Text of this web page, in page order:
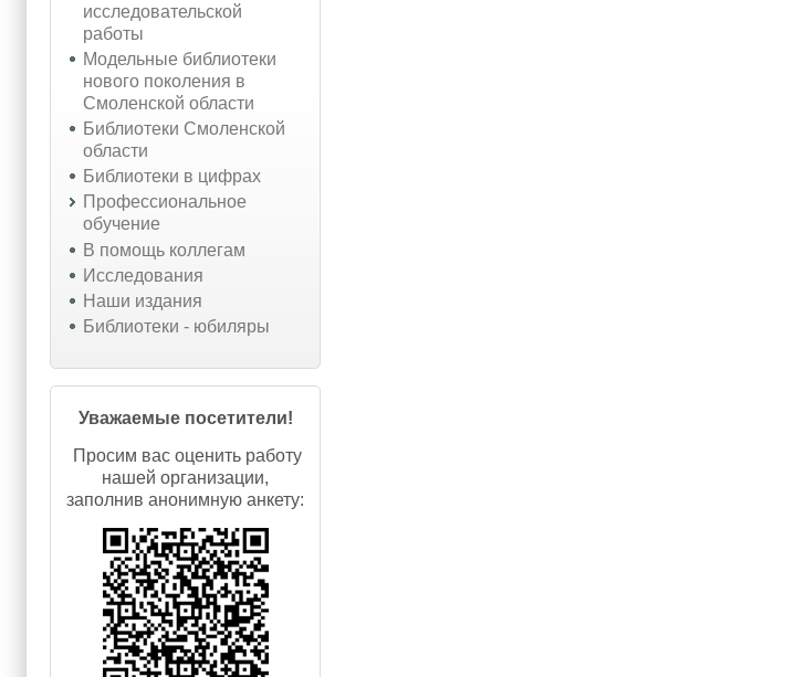
исследовательской
работы
Модельные библиотеки
нового поколения в
Смоленской области
Библиотеки Смоленской
области
Библиотеки в цифрах
Профессиональное
обучение
В помощь коллегам
Исследования
Наши издания
Библиотеки - юбиляры
Уважаемые посетители!
Просим вас оценить работу
нашей организации,
заполнив анонимную анкету: